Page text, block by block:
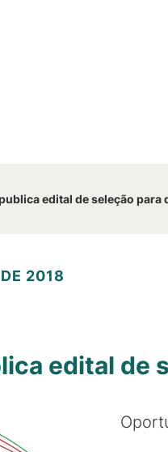
publica edital de seleção
2018
edital